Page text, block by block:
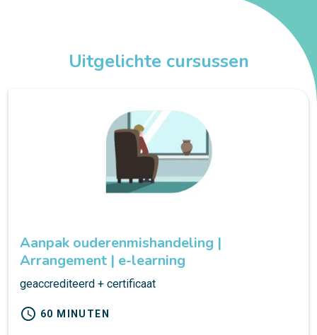
Uitgelichte cursussen
Aanpak ouderenmishandeling |
Arrangement | e-learning
geaccrediteerd + certificaat
schedule 60 MINUTEN